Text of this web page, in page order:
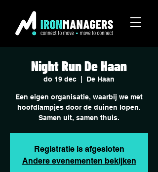
Night Run De Haan
do 19 dec De Haan
Een eigen organisatie, waarbij we met
hoofdlampjes door de duinen lopen.
Samen uit, samen thuis.
Registratie is afgesloten
Andere evenementen bekijken